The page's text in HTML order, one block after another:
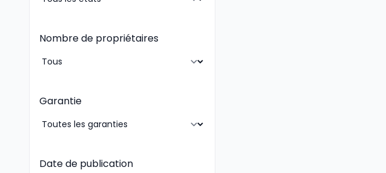
Nombre de propriétaires
Garantie
Date de publication